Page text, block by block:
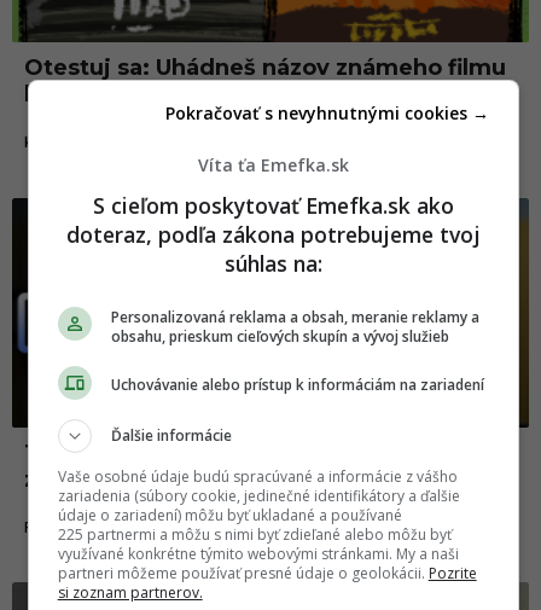
Otestuj sa: Uhádneš názov známeho filmu
len na základe detskej kresby?
KVÍZY
TOP KOMENTY: Vaše najlepšie komentáre
za mesiac marec
FAKTY A ZAUJÍMAVOSTI 02.04.2020
Zábava
Víta ťa Emefka.sk
S cieľom poskytovať Emefka.sk ako
doteraz, podľa zákona potrebujeme tvoj
súhlas na:
Personalizovaná reklama a obsah, meranie reklamy a
obsahu, prieskum cieľových skupín a vývoj služieb
Uchovávanie alebo prístup k informáciám na zariadení
Ďalšie informácie
Vaše osobné údaje budú spracúvané a informácie z vášho
zariadenia (súbory cookie, jedinečné identifikátory a ďalšie
údaje o zariadení) môžu byť ukladané a používané
225 partnermi a môžu s nimi byť zdieľané alebo môžu byť
využívané konkrétne týmito webovými stránkami. My a naši
partneri môžeme používať presné údaje o geolokácii. Pozrite
si zoznam partnerov.
Pokračovať s nevyhnutnými cookies →